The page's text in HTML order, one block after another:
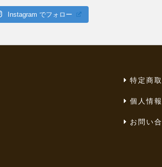
Instagram でフォロー
特定商
個人情
お問い